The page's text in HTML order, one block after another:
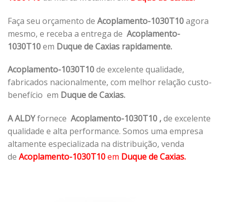
Faça seu orçamento de Acoplamento-1030T10agora
mesmo, e receba a entrega de Acoplamento-
1030T10em Duque de Caxias rapidamente.
Acoplamento-1030T10de excelente qualidade,
fabricados nacionalmente, com melhor relação custo-
benefício em Duque de Caxias.
A ALDYfornece Acoplamento-1030T10 ,de excelente
qualidade e alta performance. Somos uma empresa
altamente especializada na distribuição, venda
de Acoplamento-1030T10em Duque de Caxias.